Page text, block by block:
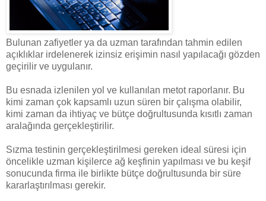
Bulunan zafiyetler ya da uzman tarafından tahmin edilen
açıklıklar irdelenerek izinsiz erişimin nasıl yapılacağı gözden
geçirilir ve uygulanır.
Bu esnada izlenilen yol ve kullanılan metot raporlanır. Bu
kimi zaman çok kapsamlı uzun süren bir çalışma olabilir,
kimi zaman da ihtiyaç ve bütçe doğrultusunda kısıtlı zaman
aralağında gerçekleştirilir.
Sızma testinin gerçekleştirilmesi gereken ideal süresi için
öncelikle uzman kişilerce ağ keşfinin yapılması ve bu keşif
sonucunda firma ile birlikte bütçe doğrultusunda bir süre
kararlaştırılması gerekir.